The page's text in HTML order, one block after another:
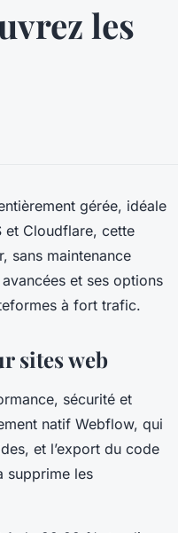
les
gérée, idéale
et Cloudflare, cette
sans maintenance
et ses options
à fort trafic.
sites web
sécurité et
natif Webflow, qui
et l’export du code
supprime les